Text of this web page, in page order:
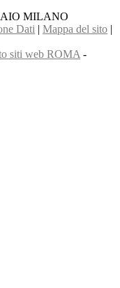
MILANO
Dati | Mappa del sito |
siti web ROMA -